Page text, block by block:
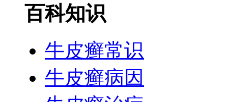
百科知识
牛皮癣常识
牛皮癣病因